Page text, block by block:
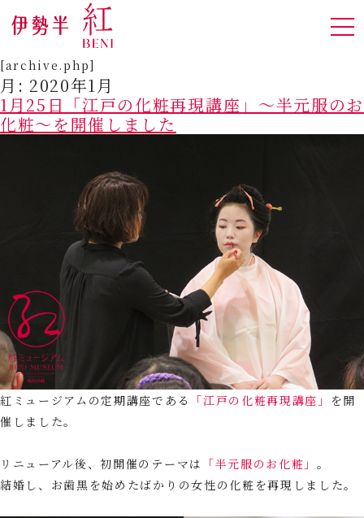
[archive.php]
月: 2020年1月
1月25日「江戸の化粧再現講座」～半元服のお
化粧～を開催しました
紅ミュージアムの定期講座である 「江戸の化粧再現講座」
を開
催しました。
リニューアル後、初開催のテーマは 「半元服のお化粧」。
結婚し、お歯黒を始めたばかりの女性の化粧を再現しました。